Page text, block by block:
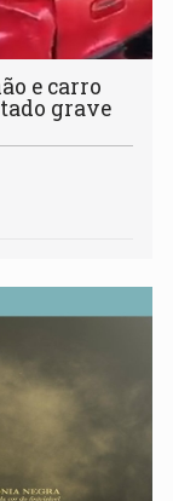
e carro
grave